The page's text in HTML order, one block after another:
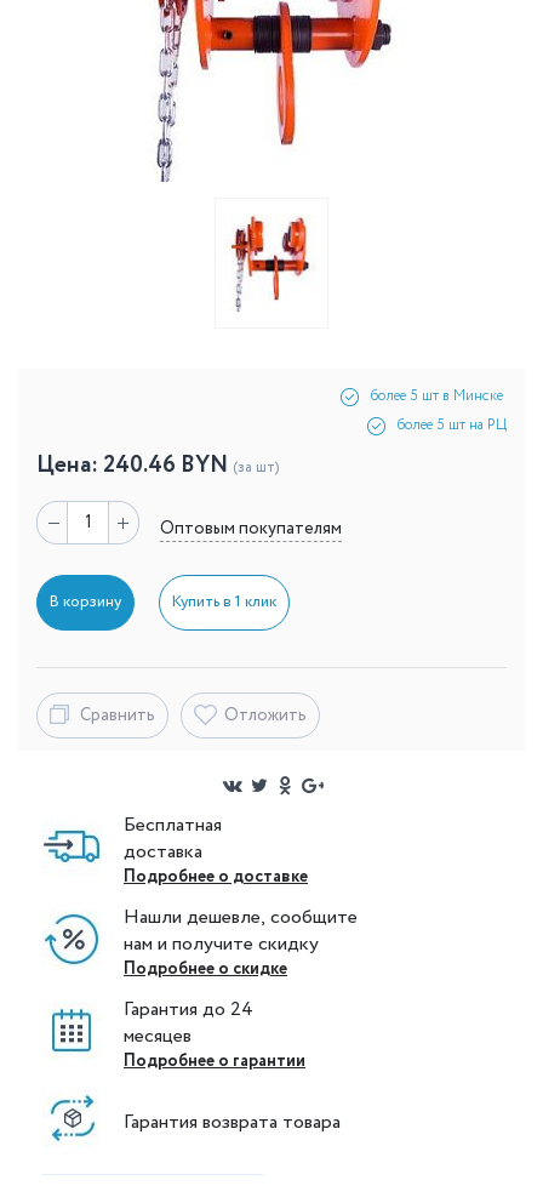
более 5 шт в Минске
более 5 шт на РЦ
Цена: 240.46 BYN (за шт)
Оптовым покупателям
В корзину Купить в 1 клик
Сравнить Отложить
Бесплатная
доставка
Подробнее о доставке
Нашли дешевле, сообщите
нам и получите скидку
Подробнее о скидке
Гарантия до 24
месяцев
Подробнее о гарантии
Гарантия возврата товара